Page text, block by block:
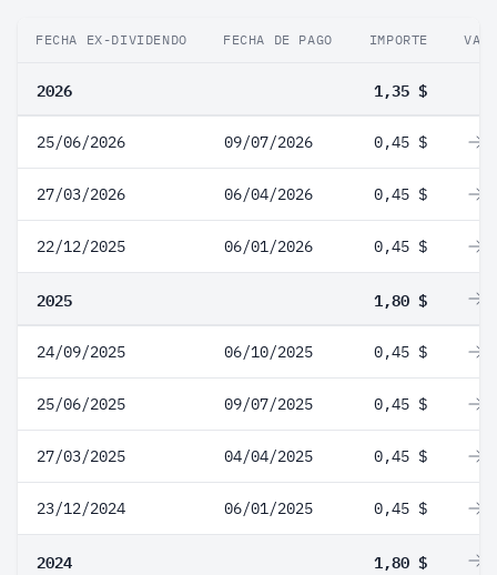
FECHA EX-DIVIDENDO FECHA DE PAGO IMPORTE
2026 1,35 $
25/06/2026 09/07/2026 0,45 $
27/03/2026 06/04/2026 0,45 $
22/12/2025 06/01/2026 0,45 $
2025 1,80 $
24/09/2025 06/10/2025 0,45 $
25/06/2025 09/07/2025 0,45 $
27/03/2025 04/04/2025 0,45 $
23/12/2024 06/01/2025 0,45 $
2024 1,80 $